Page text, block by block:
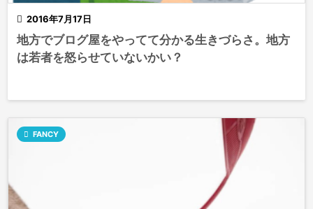
 2016年7月17日
地方でブログ屋をやってて分かる生きづらさ。地方
は若者を怒らせていないかい？
 FANCY